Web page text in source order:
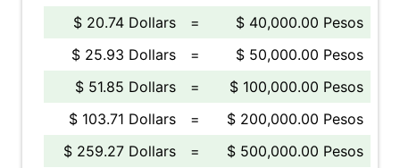
$ 20.74 Dollars
=
$ 40,000.00 Pesos
$ 25.93 Dollars
=
$ 50,000.00 Pesos
$ 51.85 Dollars
=
$ 100,000.00 Pesos
$ 103.71 Dollars
=
$ 200,000.00 Pesos
$ 259.27 Dollars
=
$ 500,000.00 Pesos